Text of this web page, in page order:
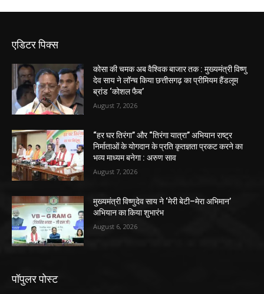
एडिटर पिक्स
कोसा की चमक अब वैश्विक बाजार तक : मुख्यमंत्री विष्णु
देव साय ने लॉन्च किया छत्तीसगढ़ का प्रीमियम हैंडलूम
ब्रांड ‘कोशल फैब’
August 7, 2026
“हर घर तिरंगा” और “तिरंगा यात्रा” अभियान राष्ट्र
निर्माताओं के योगदान के प्रति कृतज्ञता प्रकट करने का
भव्य माध्यम बनेगा : अरुण साव
August 7, 2026
मुख्यमंत्री विष्णुदेव साय ने ‘मेरी बेटी–मेरा अभिमान’
अभियान का किया शुभारंभ
August 6, 2026
पॉपुलर पोस्ट